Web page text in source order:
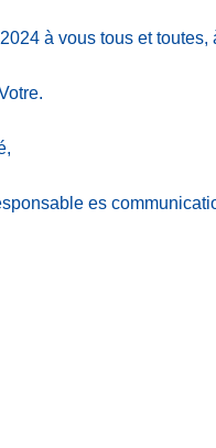
à vous tous et toutes,
es